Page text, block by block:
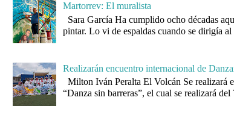
Martorrev: El muralista
Sara García Ha cumplido ocho décadas
pintar. Lo vi de espaldas cuando se dirigía
Realizarán encuentro internacional de
Milton Iván Peralta El Volcán Se realizará
“Danza sin barreras”, el cual se realizará del